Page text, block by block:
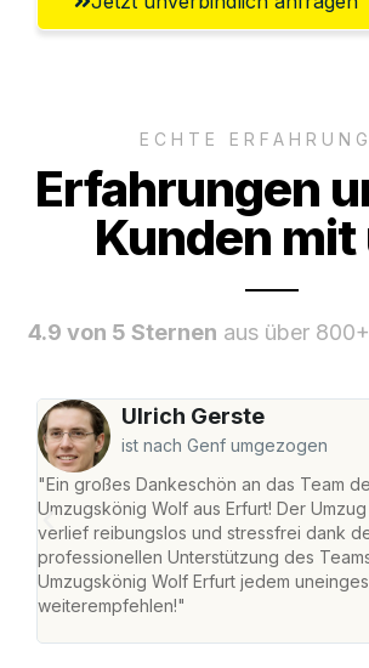
ECHTE
Erfahrungen
Kunden mit
4.9 von 5 Sternen aus über
Ulrich Gerste
ist nach Genf umgezogen
"Ein großes Dankeschön an das Team
Umzugskönig Wolf aus Erfurt! Der
verlief reibungslos und stressfrei dank
professionellen Unterstützung des
Umzugskönig Wolf Erfurt jedem
weiterempfehlen!"